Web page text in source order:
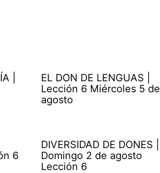
|
EL DON DE LENGUAS |
Lección 6 Miércoles 5 de
agosto
6
DIVERSIDAD DE DONES |
Domingo 2 de agosto
Lección 6